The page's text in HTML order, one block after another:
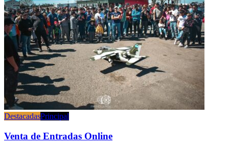
DestacadasPrincipal
Venta de Entradas Online